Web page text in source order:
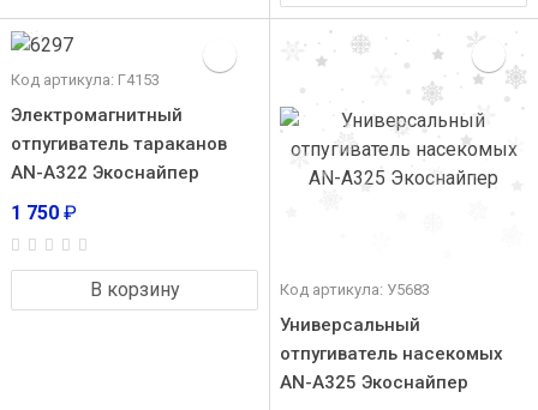
Код артикула: Г4153
Электромагнитный
отпугиватель тараканов
AN-A322 Экоснайпер
1 750 ₽
В корзину Код артикула: У5683
Универсальный
отпугиватель насекомых
AN-A325 Экоснайпер